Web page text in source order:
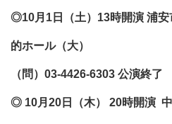
◎10月1日（土）13時開演 浦安
的ホール（大）
（問）03-4426-6303 公演終了
◎ 10月20日（木） 20時開演